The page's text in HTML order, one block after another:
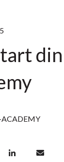
ACADEMY